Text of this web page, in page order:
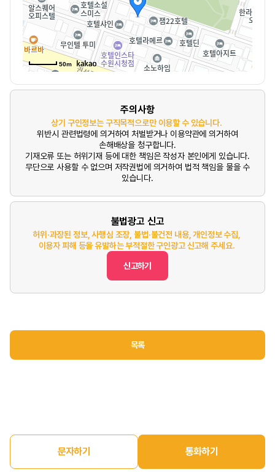
50m
주의사항
상기 구인정보는 구직목적으로만 이용할 수 있습니다.
위반시 관련법령에 의거하여 처벌받거나 이용약관에 의거하여
손해배상을 청구합니다.
기재오류 또는 허위기재 등에 대한 책임은 작성자 본인에게 있습니다.
무단으로 사용할 수 없으며 저작권법에 의거하여 법적 책임을 물을 수
있습니다.
불법광고 신고
허위·과장된 정보, 사행심 조장, 불법·불건전 내용, 개인정보 수집,
이용자 피해 등을 유발하는 부적절한 구인광고 신고해 주세요.
신고하기
목록
문자하기 통화하기
홈 구인정보 구직정보